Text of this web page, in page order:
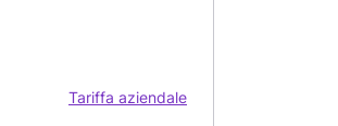
Tariffa aziendale